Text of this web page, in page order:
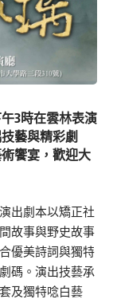
3時在雲林表演
藝與精彩劇
饗宴，歡迎大
出劇本以矯正社
故事與野史故事
優美詩詞與獨特
碼。演出技藝承
及獨特唸白藝